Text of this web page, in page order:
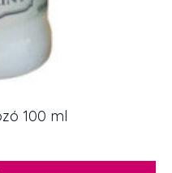
100 ml